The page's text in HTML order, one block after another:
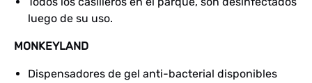
luego de su uso.
MONKEYLAND
Dispensadores de gel anti-bacterial disponibles